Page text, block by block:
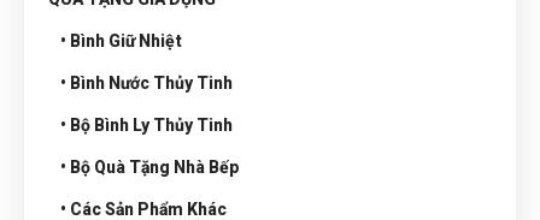
• Bình Giữ Nhiệt
• Bình Nước Thủy Tinh
• Bộ Bình Ly Thủy Tinh
• Bộ Quà Tặng Nhà Bếp
• Các Sản Phẩm Khác